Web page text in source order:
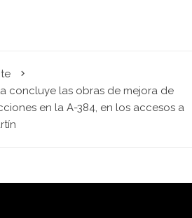
concluye las obras de mejora de
en la A-384, en los accesos a